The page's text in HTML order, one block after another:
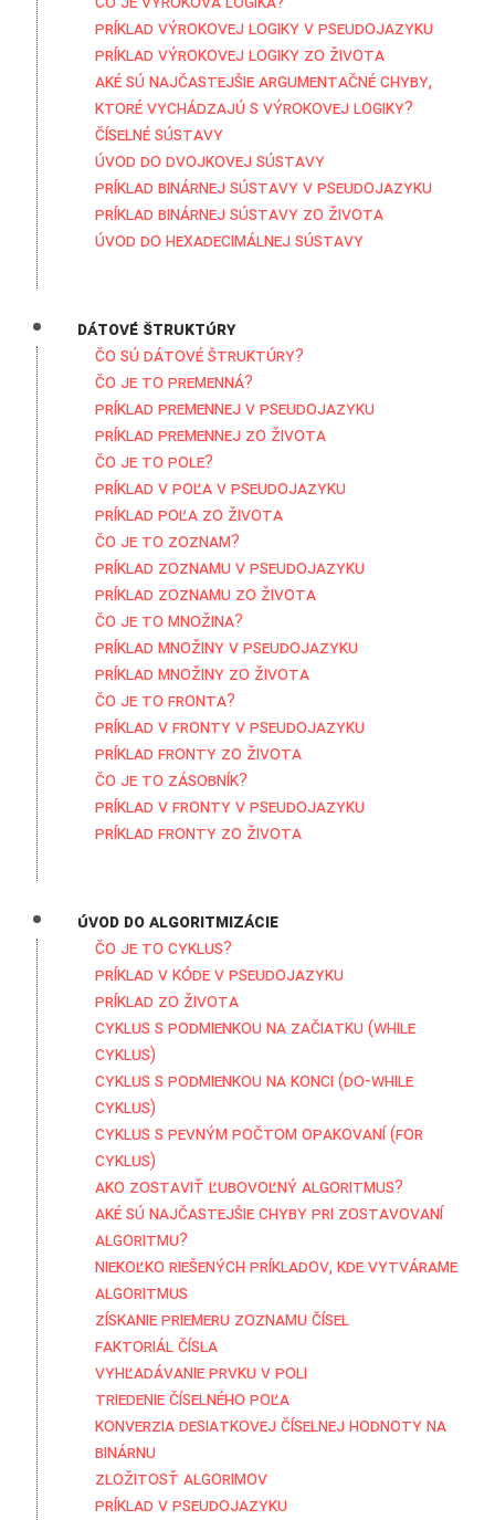
Príklad výrokovej logiky v pseudojazyku
Príklad výrokovej logiky zo života
Aké sú najčastejšie argumentačné chyby,
ktoré vychádzajú s výrokovej logiky?
Číselné sústavy
Úvod do dvojkovej sústavy
Príklad binárnej sústavy v pseudojazyku
Príklad binárnej sústavy zo života
Úvod do hexadecimálnej sústavy
Dátové štruktúry
Čo sú dátové štruktúry?
Čo je to premenná?
Príklad premennej v pseudojazyku
Príklad premennej zo života
Čo je to pole?
Príklad v poľa v pseudojazyku
Príklad poľa zo života
Čo je to zoznam?
Príklad zoznamu v pseudojazyku
Príklad zoznamu zo života
Čo je to množina?
Príklad množiny v pseudojazyku
Príklad množiny zo života
Čo je to fronta?
Príklad v fronty v pseudojazyku
Príklad fronty zo života
Čo je to zásobník?
Príklad v fronty v pseudojazyku
Príklad fronty zo života
Úvod do algoritmizácie
Čo je to cyklus?
Príklad v kóde v pseudojazyku
Príklad zo života
Cyklus s podmienkou na začiatku (while
cyklus)
Cyklus s podmienkou na konci (do-while
cyklus)
Cyklus s pevným počtom opakovaní (for
cyklus)
Ako zostaviť ľubovoľný algoritmus?
Aké sú najčastejšie chyby pri zostavovaní
algoritmu?
Niekoľko riešených príkladov, kde vytvárame
algoritmus
Získanie priemeru zoznamu čísel
Faktoriál čísla
Vyhľadávanie prvku v poli
Triedenie číselného poľa
Konverzia desiatkovej číselnej hodnoty na
binárnu
Zložitosť algorimov
Príklad v pseudojazyku